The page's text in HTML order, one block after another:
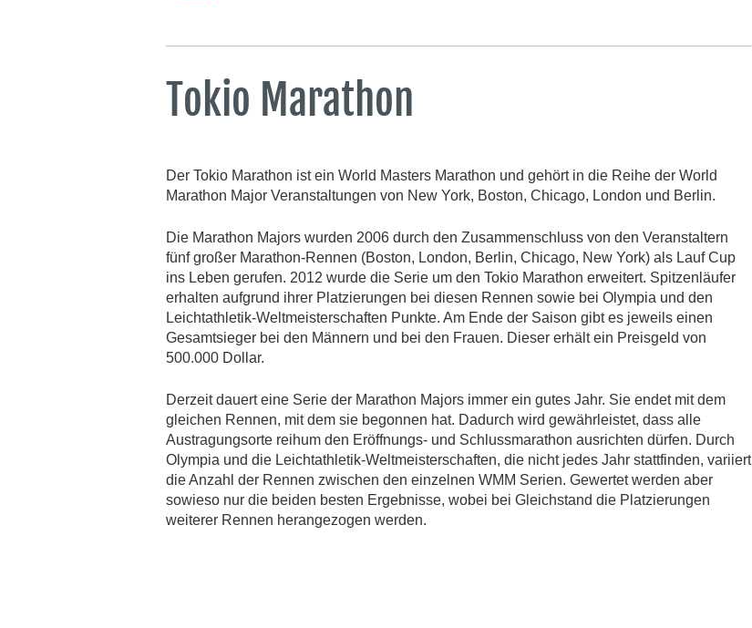
Tokio Marathon
Der Tokio Marathon ist ein World Masters Marathon und gehört in die Reihe der World
Marathon Major Veranstaltungen von New York, Boston, Chicago, London und Berlin.
Die Marathon Majors wurden 2006 durch den Zusammenschluss von den Veranstaltern
fünf großer Marathon-Rennen (Boston, London, Berlin, Chicago, New York) als Lauf Cup
ins Leben gerufen. 2012 wurde die Serie um den Tokio Marathon erweitert. Spitzenläufer
erhalten aufgrund ihrer Platzierungen bei diesen Rennen sowie bei Olympia und den
Leichtathletik-Weltmeisterschaften Punkte. Am Ende der Saison gibt es jeweils einen
Gesamtsieger bei den Männern und bei den Frauen. Dieser erhält ein Preisgeld von
500.000 Dollar.
Derzeit dauert eine Serie der Marathon Majors immer ein gutes Jahr. Sie endet mit dem
gleichen Rennen, mit dem sie begonnen hat. Dadurch wird gewährleistet, dass alle
Austragungsorte reihum den Eröffnungs- und Schlussmarathon ausrichten dürfen. Durch
Olympia und die Leichtathletik-Weltmeisterschaften, die nicht jedes Jahr stattfinden, variiert
die Anzahl der Rennen zwischen den einzelnen WMM Serien. Gewertet werden aber
sowieso nur die beiden besten Ergebnisse, wobei bei Gleichstand die Platzierungen
weiterer Rennen herangezogen werden.